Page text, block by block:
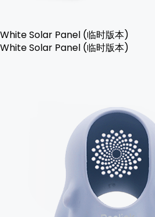
White Solar Panel (临时版本)
White Solar Panel (临时版本)